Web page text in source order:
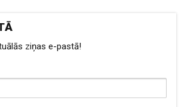
ziņas e-pastā!